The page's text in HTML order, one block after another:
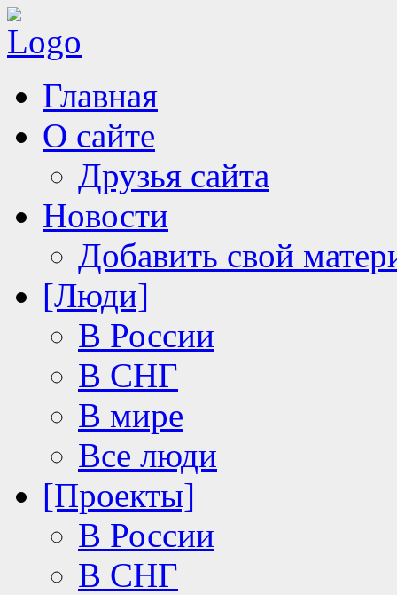
Главная
О сайте
Друзья сайта
Новости
Добавить свой
[Люди]
В России
В СНГ
В мире
Все люди
[Проекты]
В России
В СНГ